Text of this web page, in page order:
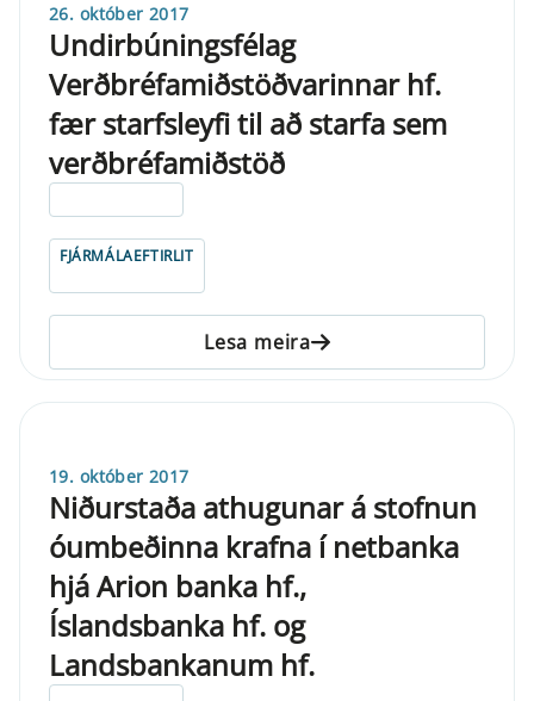
26. október 2017
Undirbúningsfélag
Verðbréfamiðstöðvarinnar hf.
fær starfsleyfi til að starfa sem
verðbréfamiðstöð
FJÁRMÁLAEFTIRLIT
Lesa meira
19. október 2017
Niðurstaða athugunar á stofnun
óumbeðinna krafna í netbanka
hjá Arion banka hf.,
Íslandsbanka hf. og
Landsbankanum hf.